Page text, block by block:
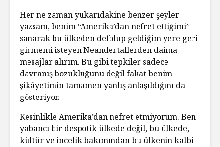
Her ne zaman yukarıdakine benzer şeyler
yazsam, benim “Amerika’dan nefret ettiğimi”
sanarak bu ülkeden defolup geldiğim yere geri
girmemi isteyen Neandertallerden daima
mesajlar alırım. Bu gibi tepkiler sadece
davranış bozukluğunu değil fakat benim
şikâyetimin tamamen yanlış anlaşıldığını da
gösteriyor.
Kesinlikle Amerika’dan nefret etmiyorum. Ben
yabancı bir despotik ülkede değil, bu ülkede,
kültür ve incelik bakımından bu ülkenin kalbi